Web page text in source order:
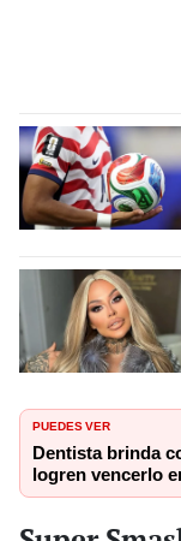
PUEDES VER
Dentista brinda
logren vencerlo